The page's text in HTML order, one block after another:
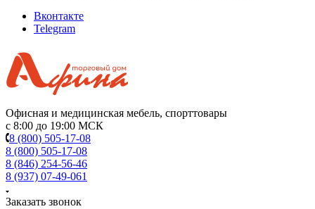
Вконтакте
Telegram
Офисная и медицинская мебель, спорттовары
с 8:00 до 19:00 МСК
8 (800) 505-17-08
8 (800) 505-17-08
8 (846) 254-56-46
8 (937) 07-49-061
Заказать звонок